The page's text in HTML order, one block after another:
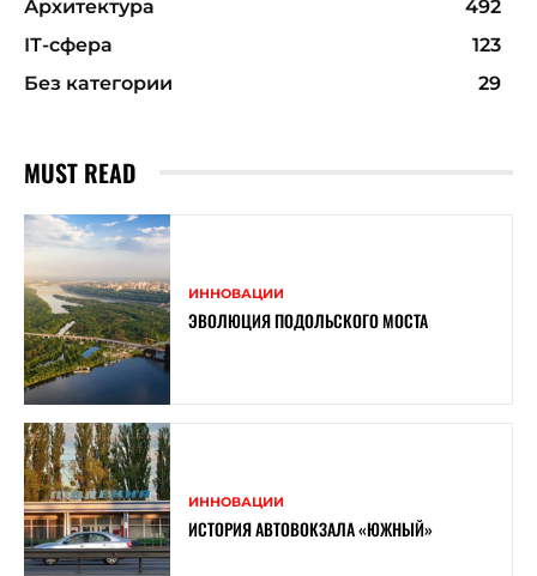
Архитектура
492
ІТ-сфера
123
Без категории
29
MUST READ
ИННОВАЦИИ
ЭВОЛЮЦИЯ ПОДОЛЬСКОГО МОСТА
ИННОВАЦИИ
ИСТОРИЯ АВТОВОКЗАЛА «ЮЖНЫЙ»